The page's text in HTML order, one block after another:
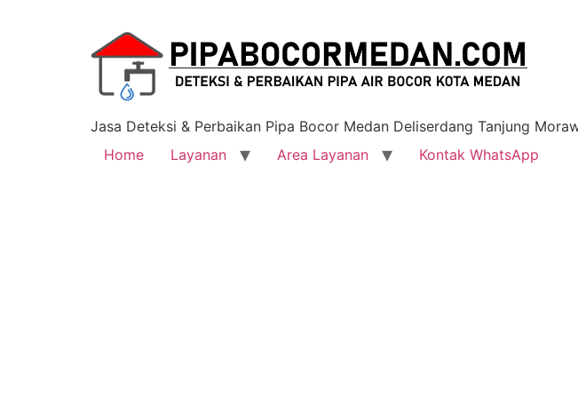
Jasa Deteksi & Perbaikan Pipa Bocor Medan Deliserdang Tanjung
Home
Layanan Area Layanan Kontak WhatsApp